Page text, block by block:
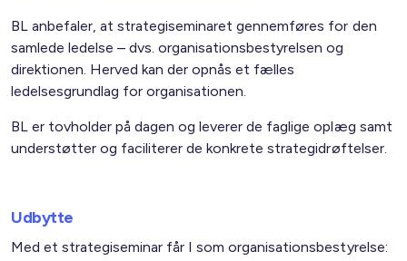
BL anbefaler, at strategiseminaret gennemføres for den
samlede ledelse – dvs. organisationsbestyrelsen og
direktionen. Herved kan der opnås et fælles
ledelsesgrundlag for organisationen.
BL er tovholder på dagen og leverer de faglige oplæg samt
understøtter og faciliterer de konkrete strategidrøftelser.
Udbytte
Med et strategiseminar får I som organisationsbestyrelse: